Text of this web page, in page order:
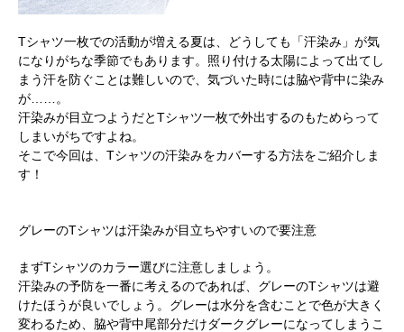
Tシャツ一枚での活動が増える夏は、どうしても「汗染み」が気
になりがちな季節でもあります。照り付ける太陽によって出てし
まう汗を防ぐことは難しいので、気づいた時には脇や背中に染み
が……。
汗染みが目立つようだとTシャツ一枚で外出するのもためらって
しまいがちですよね。
そこで今回は、Tシャツの汗染みをカバーする方法をご紹介しま
す！
グレーのTシャツは汗染みが目立ちやすいので要注意
まずTシャツのカラー選びに注意しましょう。
汗染みの予防を一番に考えるのであれば、グレーのTシャツは避
けたほうが良いでしょう。グレーは水分を含むことで色が大きく
変わるため、脇や背中尾部分だけダークグレーになってしまうこ